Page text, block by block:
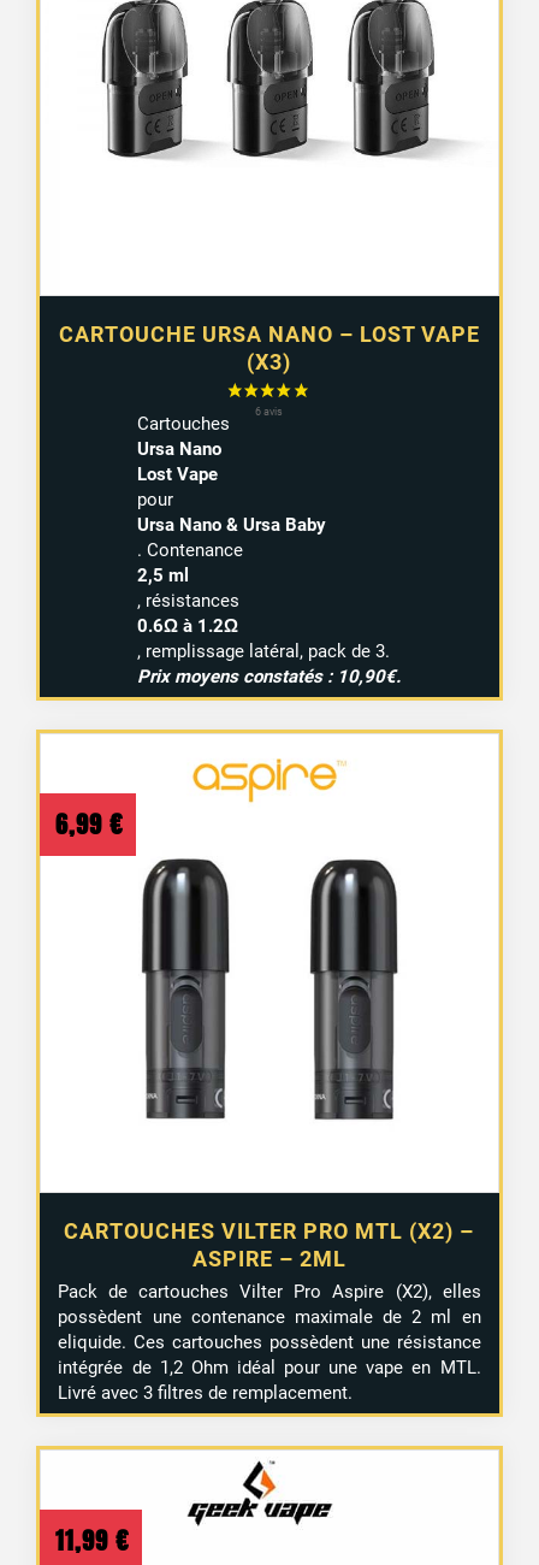
CARTOUCHE URSA NANO – LOST VAPE
(X3)
Cartouches
Ursa Nano
Lost Vape
pour
Ursa Nano & Ursa Baby
. Contenance
2,5 ml
, résistances
0.6Ω à 1.2Ω
, remplissage latéral, pack de 3.
Prix moyens constatés : 10,90€.
CARTOUCHES VILTER PRO MTL (X2) –
ASPIRE – 2ML
6,99 €
Pack de cartouches Vilter Pro Aspire (X2), elles
possèdent une contenance maximale de 2 ml en
eliquide. Ces cartouches possèdent une résistance
intégrée de 1,2 Ohm idéal pour une vape en MTL.
Livré avec 3 filtres de remplacement.
11,99 €